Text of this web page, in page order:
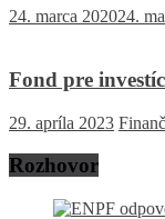
24. marca 202024.
Fond pre
29. apríla 2023
Rozhovor